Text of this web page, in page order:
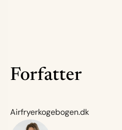
Forfatter
Airfryerkogebogen.dk